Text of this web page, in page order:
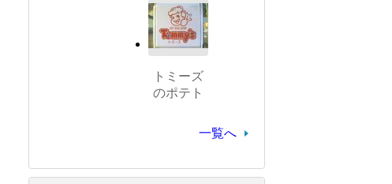
トミーズ
のポテト
一覧へ